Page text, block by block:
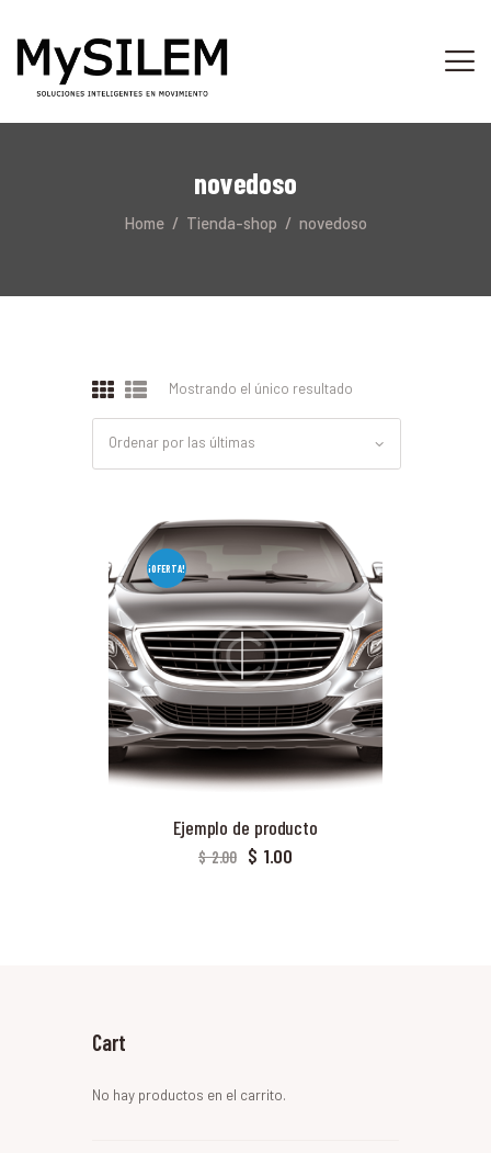
novedoso
Home Tienda-shop novedoso
INICIO
TIENDA
Mostrando el único resultado
¡OFERTA!
Ejemplo de producto
$ 2.00 $ 1.00
Cart
No hay productos en el carrito.